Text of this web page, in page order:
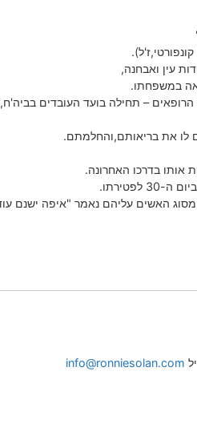
עין ואבחנה,
במשפחתו.
– תחילה בועד העובדים
לו את בריאותם,והחלמתם.
אותו בדרכו האחרונה.
האשים עליהם נאמר "איפה ישנם
info@ronniesolan.com